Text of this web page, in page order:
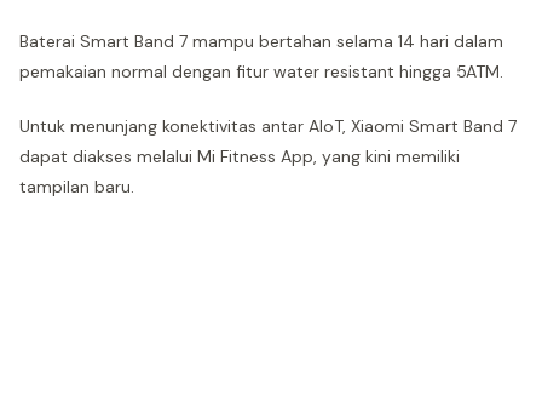
Baterai Smart Band 7 mampu bertahan selama 14 hari dalam
pemakaian normal dengan fitur water resistant hingga 5ATM.
Untuk menunjang konektivitas antar AIoT, Xiaomi Smart Band 7
dapat diakses melalui Mi Fitness App, yang kini memiliki
tampilan baru.